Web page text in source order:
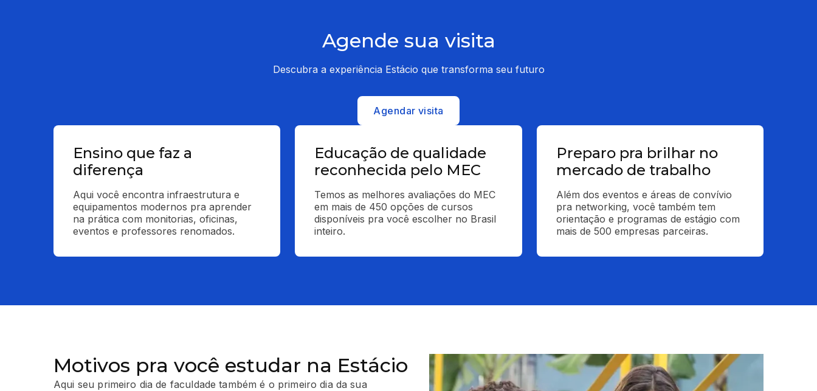
Agende sua visita
Descubra a experiência Estácio que transforma seu futuro
Agendar visita
Ensino que faz a
diferença
Aqui você encontra infraestrutura e
equipamentos modernos pra aprender
na prática com monitorias, oficinas,
eventos e professores renomados.
Educação de qualidade
reconhecida pelo MEC
Temos as melhores avaliações do MEC
em mais de 450 opções de cursos
disponíveis pra você escolher no Brasil
inteiro.
Preparo pra brilhar no
mercado de trabalho
Além dos eventos e áreas de convívio
pra networking, você também tem
orientação e programas de estágio com
mais de 500 empresas parceiras.
Motivos pra você estudar na Estácio
Aqui seu primeiro dia de faculdade também é o primeiro dia da sua